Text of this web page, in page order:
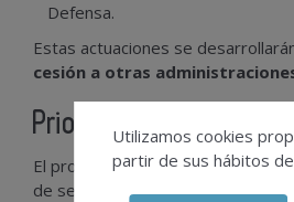
Defensa.
Estas actuaciones se
cesión a otras
Prioridad a zonas
El proceso de adscripción de
de serlo. Entre las comunidades
Utilizamos cookies
partir de sus hábitos